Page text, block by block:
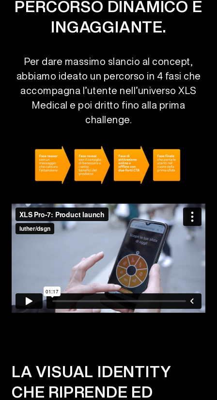
PERCORSO DINAMICO E
INGAGGIANTE.
Per dare massimo slancio al concept,
abbiamo ideato un percorso in 4 fasi che
accompagna l’utente nell’universo XLS
Medical e poi dritto fino alla prima
challenge.
LA VISUAL IDENTITY
CHE RIPRENDE ED